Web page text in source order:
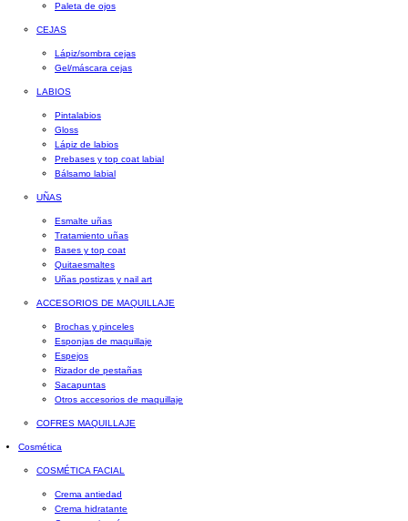
Paleta de ojos
CEJAS
Lápiz/sombra cejas
Gel/máscara cejas
LABIOS
Pintalabios
Gloss
Lápiz de labios
Prebases y top coat labial
Bálsamo labial
UÑAS
Esmalte uñas
Tratamiento uñas
Bases y top coat
Quitaesmaltes
Uñas postizas y nail art
ACCESORIOS DE MAQUILLAJE
Brochas y pinceles
Esponjas de maquillaje
Espejos
Rizador de pestañas
Sacapuntas
Otros accesorios de maquillaje
COFRES MAQUILLAJE
Cosmética
COSMÉTICA FACIAL
Crema antiedad
Crema hidratante